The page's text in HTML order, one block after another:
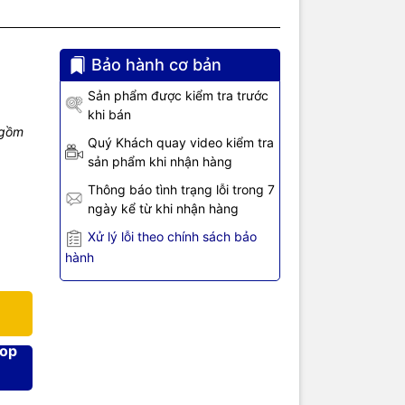
Bảo hành cơ bản
Sản phẩm được kiểm tra trước
khi bán
Quý Khách quay video kiểm tra
sản phẩm khi nhận hàng
Thông báo tình trạng lỗi trong 7
ngày kể từ khi nhận hàng
Xử lý lỗi theo chính sách bảo
hành
tín
hiệu
sử dụng
hiện sự
đến
rail
tiện
0~3VDC,
amp,